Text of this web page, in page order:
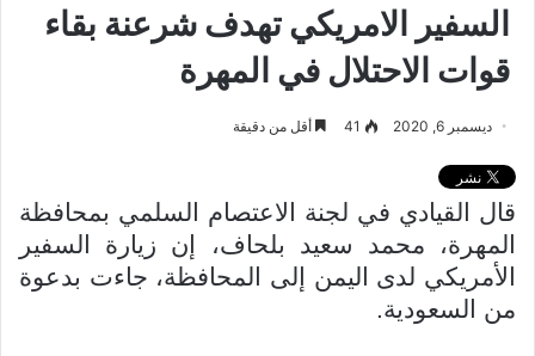
السفير الامريكي تهدف شرعنة بقاء
قوات الاحتلال في المهرة
ديسمبر 6, 2020 41 أقل من دقيقة
قال القيادي في لجنة الاعتصام السلمي بمحافظة
المهرة، محمد سعيد بلحاف، إن زيارة السفير
الأمريكي لدى اليمن إلى المحافظة، جاءت بدعوة
من السعودية.